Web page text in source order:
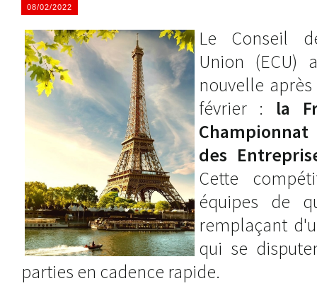
08/02/2022
Le Conseil
Union (ECU)
nouvelle
février : la
des
Cette
équipes de
remplaçant
qui se
parties en cadence rapide.